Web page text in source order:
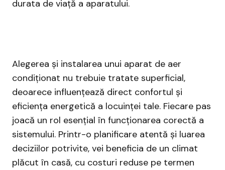
durata de viață a aparatului.
Alegerea și instalarea unui aparat de aer
condiționat nu trebuie tratate superficial,
deoarece influențează direct confortul și
eficiența energetică a locuinței tale. Fiecare pas
joacă un rol esențial în funcționarea corectă a
sistemului. Printr-o planificare atentă și luarea
deciziilor potrivite, vei beneficia de un climat
plăcut în casă, cu costuri reduse pe termen